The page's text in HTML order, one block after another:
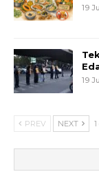
19
19
PREV NEXT